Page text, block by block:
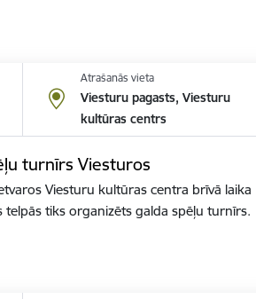
Atrašanās vieta
Viesturu pagasts, Viesturu
kultūras centrs
turnīrs Viesturos
Viesturu kultūras centra brīvā laika
telpās tiks organizēts galda spēļu turnīrs.